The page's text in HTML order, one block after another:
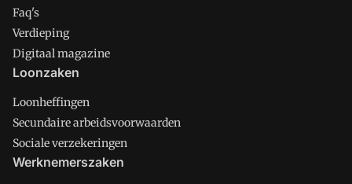
Faq's
Verdieping
Digitaal magazine
Loonzaken
Loonheffingen
Secundaire arbeidsvoorwaarden
Sociale verzekeringen
Werknemerszaken